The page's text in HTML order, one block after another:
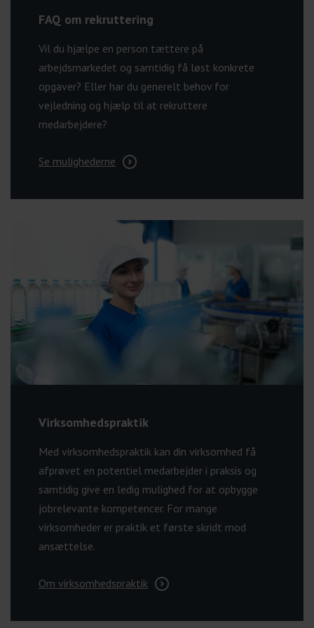
FAQ om rekruttering
Vil du hjælpe en person tættere på
arbejdsmarkedet og samtidig få løst konkrete
opgaver? Eller har du generelt behov for
vejledning og hjælp til at rekruttere
medarbejdere?
Se mulighederne
Virksomhedspraktik
Med virksomhedspraktik kan din virksomhed få
afprøvet en potentiel medarbejder i praksis og
samtidig give en ledig mulighed for at opbygge
jobrelevante kompetencer. For mange
virksomheder er praktik et første skridt mod
ansættelse.
Om virksomhedspraktik